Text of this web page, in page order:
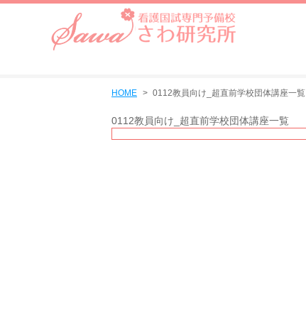
HOME 0112教員向け_超直前学校団体講座一覧
0112教員向け_超直前学校団体講座一覧